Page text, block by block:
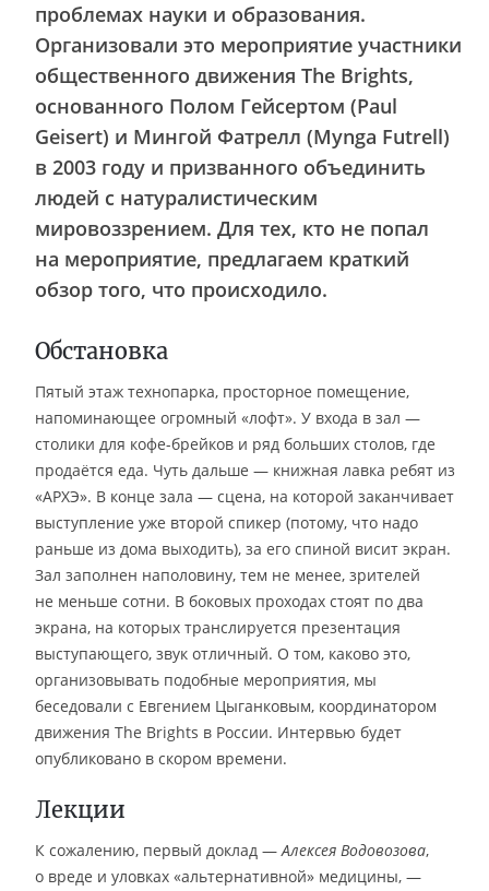
проблемах науки и образования.
Организовали это мероприятие участники
общественного движения The Brights,
основанного Полом Гейсертом (Paul
Geisert) и Мингой Фатрелл (Mynga Futrell)
в 2003 году и призванного объединить
людей с натуралистическим
мировоззрением. Для тех, кто не попал
на мероприятие, предлагаем краткий
обзор того, что происходило.
Обстановка
Пятый этаж технопарка, просторное помещение,
напоминающее огромный «лофт». У входа в зал —
столики для кофе-брейков и ряд больших столов, где
продаётся еда. Чуть дальше — книжная лавка ребят из
«АРХЭ». В конце зала — сцена, на которой заканчивает
выступление уже второй спикер (потому, что надо
раньше из дома выходить), за его спиной висит экран.
Зал заполнен наполовину, тем не менее, зрителей
не меньше сотни. В боковых проходах стоят по два
экрана, на которых транслируется презентация
выступающего, звук отличный. О том, каково это,
организовывать подобные мероприятия, мы
беседовали с Евгением Цыганковым, координатором
движения The Brights в России. Интервью будет
опубликовано в скором времени.
Лекции
К сожалению, первый доклад —Алексея Водовозова,
о вреде и уловках «альтернативной» медицины, —